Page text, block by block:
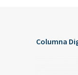
Columna